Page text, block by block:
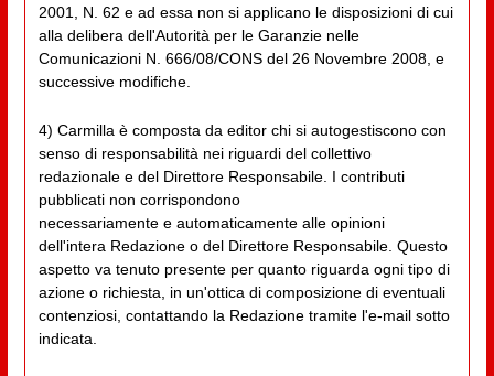
2001, N. 62 e ad essa non si applicano le disposizioni di cui
alla delibera dell'Autorità per le Garanzie nelle
Comunicazioni N. 666/08/CONS del 26 Novembre 2008, e
successive modifiche.
4) Carmilla è composta da editor chi si autogestiscono con
senso di responsabilità nei riguardi del collettivo
redazionale e del Direttore Responsabile. I contributi
pubblicati non corrispondono
necessariamente e automaticamente alle opinioni
dell'intera Redazione o del Direttore Responsabile. Questo
aspetto va tenuto presente per quanto riguarda ogni tipo di
azione o richiesta, in un'ottica di composizione di eventuali
contenziosi, contattando la Redazione tramite l'e-mail sotto
indicata.